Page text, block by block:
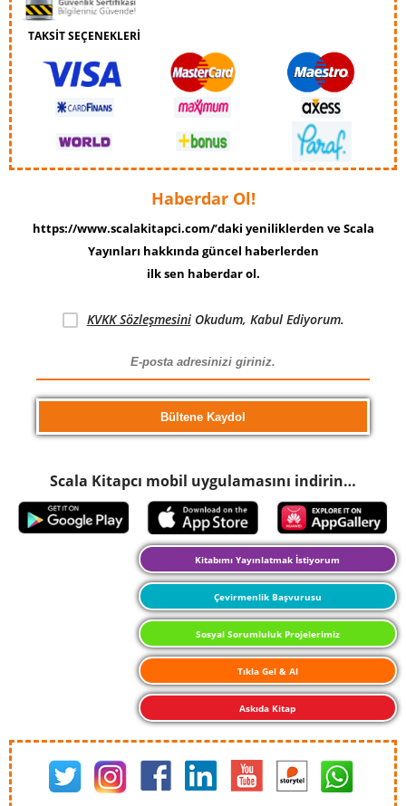
TAKSİT SEÇENEKLERİ
Haberdar Ol!
https://www.scalakitapci.com/’daki yeniliklerden ve Scala
Yayınları hakkında güncel haberlerden
ilk sen haberdar ol.
KVKK SözleşmesiniOkudum, Kabul Ediyorum.
Scala Kitapcı mobil uygulamasını indirin…
Kitabımı Yayınlatmak İstiyorum
Çevirmenlik Başvurusu
Sosyal Sorumluluk Projelerimiz
Tıkla Gel & Al
Askıda Kitap